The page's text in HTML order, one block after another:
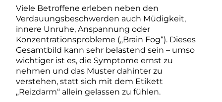
Viele Betroffene erleben neben den
Verdauungsbeschwerden auch Müdigkeit,
innere Unruhe, Anspannung oder
Konzentrationsprobleme („Brain Fog“). Dieses
Gesamtbild kann sehr belastend sein – umso
wichtiger ist es, die Symptome ernst zu
nehmen und das Muster dahinter zu
verstehen, statt sich mit dem Etikett
„Reizdarm“ allein gelassen zu fühlen.